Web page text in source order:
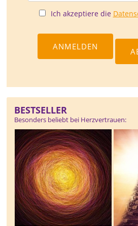
Ich akzeptiere die
BESTSELLER
Besonders beliebt bei Herzvertrauen: